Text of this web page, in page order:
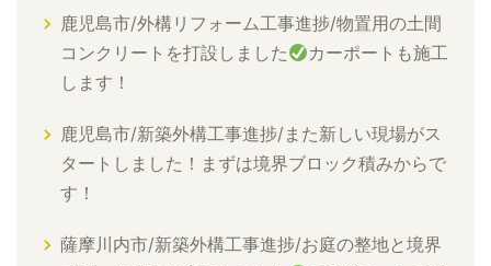
鹿児島市/外構リフォーム工事進捗/物置用の土間
コンクリートを打設しました
カーポートも施工
します！
鹿児島市/新築外構工事進捗/また新しい現場がス
タートしました！まずは境界ブロック積みからで
す！
薩摩川内市/新築外構工事進捗/お庭の整地と境界